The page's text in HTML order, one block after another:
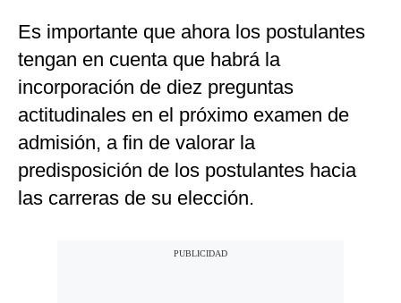
Es importante que ahora los postulantes
tengan en cuenta que habrá la
incorporación de diez preguntas
actitudinales en el próximo examen de
admisión, a fin de valorar la
predisposición de los postulantes hacia
las carreras de su elección.